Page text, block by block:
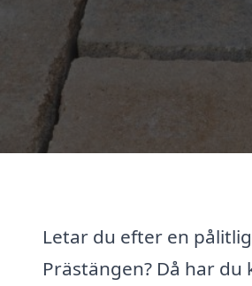
Letar du efter en
Prästängen? Då har